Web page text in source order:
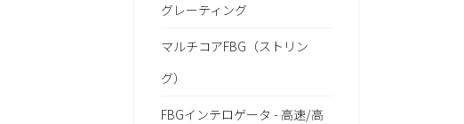
グレーティング
マルチコアFBG（ストリン
グ）
FBGインテロゲータ - 高速/高